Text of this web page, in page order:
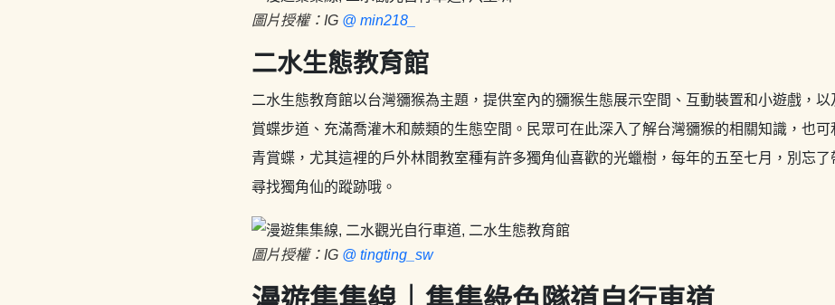
圖片授權：IG @ min218_
二水生態教育館
二水生態教育館以台灣獼猴為主題，提供室內的獼猴生態展示空間、互動裝置和小遊戲，以
賞蝶步道、充滿喬灌木和蕨類的生態空間。民眾可在此深入了解台灣獼猴的相關知識，也
青賞蝶，尤其這裡的戶外林間教室種有許多獨角仙喜歡的光蠟樹，每年的五至七月，別忘
尋找獨角仙的蹤跡哦。
圖片授權：IG @ tingting_sw